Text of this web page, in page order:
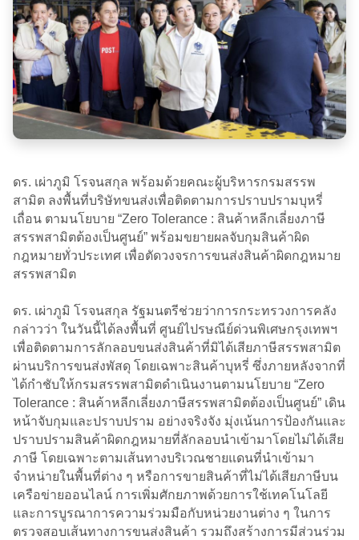
ดร. เผ่าภูมิ โรจนสกุล พร้อมด้วยคณะผู้บริหารกรมสรรพ
สามิต ลงพื้นที่บริษัทขนส่งเพื่อติดตามการปราบปรามบุหรี่
เถื่อน ตามนโยบาย “Zero Tolerance : สินค้าหลีกเลี่ยงภาษี
สรรพสามิตต้องเป็นศูนย์” พร้อมขยายผลจับกุมสินค้าผิด
กฎหมายทั่วประเทศ เพื่อตัดวงจรการขนส่งสินค้าผิดกฎหมาย
สรรพสามิต
ดร. เผ่าภูมิ โรจนสกุล รัฐมนตรีช่วยว่าการกระทรวงการคลัง
กล่าวว่า ในวันนี้ได้ลงพื้นที่ ศูนย์ไปรษณีย์ด่วนพิเศษกรุงเทพฯ
เพื่อติดตามการลักลอบขนส่งสินค้าที่มิได้เสียภาษีสรรพสามิต
ผ่านบริการขนส่งพัสดุ โดยเฉพาะสินค้าบุหรี่ ซึ่งภายหลังจากที่
ได้กำชับให้กรมสรรพสามิตดำเนินงานตามนโยบาย “Zero
Tolerance : สินค้าหลีกเลี่ยงภาษีสรรพสามิตต้องเป็นศูนย์” เดิน
หน้าจับกุมและปราบปราม อย่างจริงจัง มุ่งเน้นการป้องกันและ
ปราบปรามสินค้าผิดกฎหมายที่ลักลอบนำเข้ามาโดยไม่ได้เสีย
ภาษี โดยเฉพาะตามเส้นทางบริเวณชายแดนที่นำเข้ามา
จำหน่ายในพื้นที่ต่าง ๆ หรือการขายสินค้าที่ไม่ได้เสียภาษีบน
เครือข่ายออนไลน์ การเพิ่มศักยภาพด้วยการใช้เทคโนโลยี
และการบูรณาการความร่วมมือกับหน่วยงานต่าง ๆ ในการ
ตรวจสอบเส้นทางการขนส่งสินค้า รวมถึงสร้างการมีส่วนร่วม